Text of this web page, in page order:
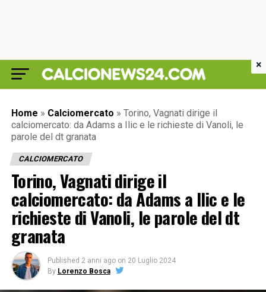
Home » Calciomercato » Torino, Vagnati dirige il
calciomercato: da Adams a Ilic e le richieste di Vanoli, le
parole del dt granata
CALCIOMERCATO
Torino, Vagnati dirige il
calciomercato: da Adams a Ilic e le
richieste di Vanoli, le parole del dt
granata
Published 2 anni ago on 20 Luglio 2024
By Lorenzo Bosca
×